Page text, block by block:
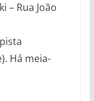
– Rua João
Há meia-